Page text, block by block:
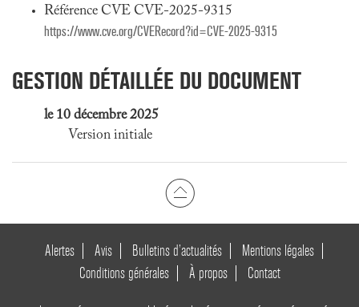
Référence CVE CVE-2025-9315
https://www.cve.org/CVERecord?id=CVE-2025-9315
GESTION DÉTAILLÉE DU DOCUMENT
le 10 décembre 2025
Version initiale
Alertes Avis Bulletins d’actualités
Mentions légales
Conditions générales
À propos Contact